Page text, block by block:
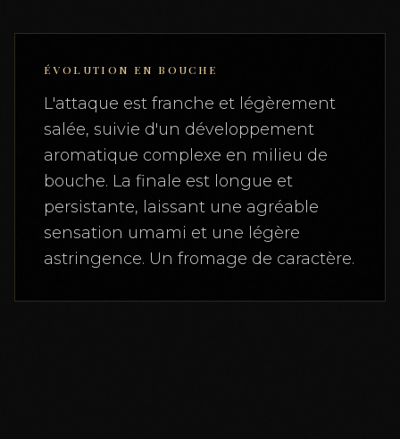
ÉVOLUTION EN BOUCHE
L'attaque est franche et légèrement
salée, suivie d'un développement
aromatique complexe en milieu de
bouche. La finale est longue et
persistante, laissant une agréable
sensation umami et une légère
astringence. Un fromage de caractère.